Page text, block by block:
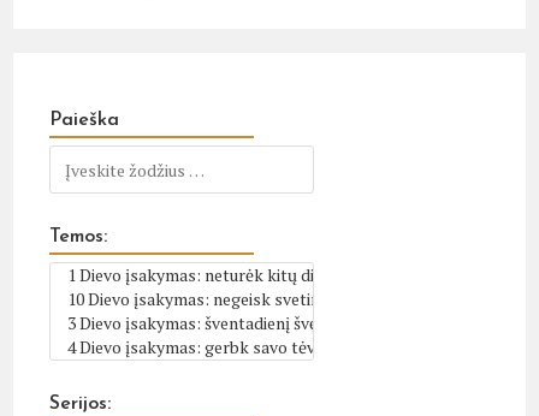
Paieška
Temos:
Serijos: